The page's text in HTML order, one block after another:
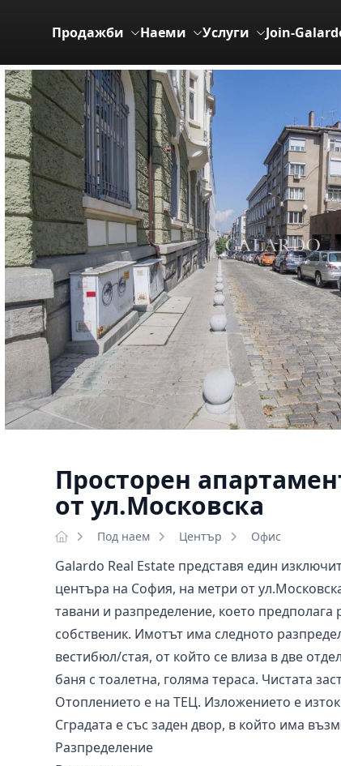
Продажби Наеми Услуги Join-
Просторен
от ул.Московска
Под наем Център Офис
Galardo Real Estate представя един
центъра на София, на метри от
тавани и разпределение, което
собственик. Имотът има следното
вестибюл/стая, от който се влиза в две
баня с тоалетна, голяма тераса. Чистата
Отоплението е на ТЕЦ. Изложението е
Сградата е със заден двор, в който има
Разпределение